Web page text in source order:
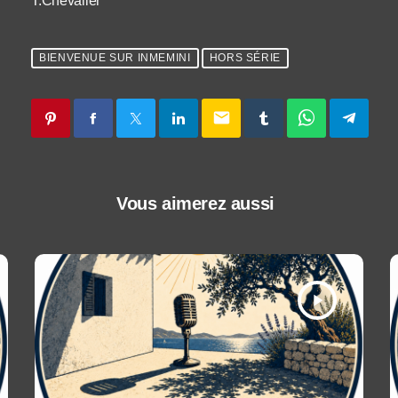
BIENVENUE SUR INMEMINI HORS SÉRIE
email
Vous aimerez aussi
play_arrow